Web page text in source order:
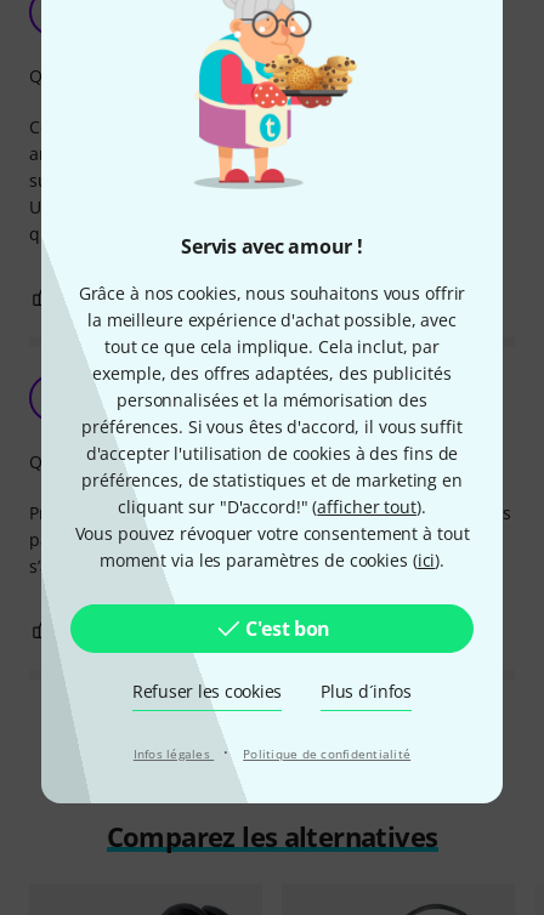
Servis avec amour !
Grâce à nos cookies, nous souhaitons vous offrir
la meilleure expérience d'achat possible, avec
tout ce que cela implique. Cela inclut, par
exemple, des offres adaptées, des publicités
personnalisées et la mémorisation des
préférences. Si vous êtes d'accord, il vous suffit
d'accepter l'utilisation de cookies à des fins de
préférences, de statistiques et de marketing en
cliquant sur "D'accord!" (afficher tout).
Vous pouvez révoquer votre consentement à tout
moment via les paramètres de cookies (ici).
C'est bon
Refuser les cookies Plus d´infos
Infos légales · Politique de confidentialité
Le Jag 22.01.2023
Comme le titre le suggère, ca fait le job. Pourrait être
amélioré: position verticale inexistante quand on décale le
support de l’axe (pour voir l’écran derriere le micro! .
Utilisation: ipad pas facile à maintenir dans n’importe
quelle position avec un maximum de sécurité
Qualité de fabrication
0 0 SIGNALER L'ÉVALUATION
Superbre
simon39 07.05.2025
Produit utilisé comme porte tablettes et portables pour mes
partitions ,utilisé en répète et en concert , solide, efficace
s’adapte très facilement , je conseille fortement.
Qualité de fabrication
SIGNALER L'ÉVALUATION
Lire toutes les évaluations
Comparez les alternatives